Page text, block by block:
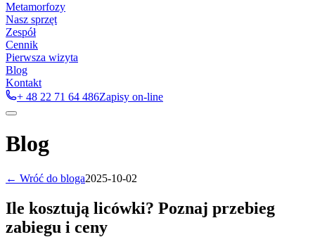
Metamorfozy
Nasz sprzęt
Zespół
Cennik
Pierwsza wizyta
Blog
Kontakt
+ 48 22 71 64 486Zapisy on-line
Blog
← Wróć do bloga2025-10-02
Ile kosztują licówki? Poznaj przebieg
zabiegu i ceny